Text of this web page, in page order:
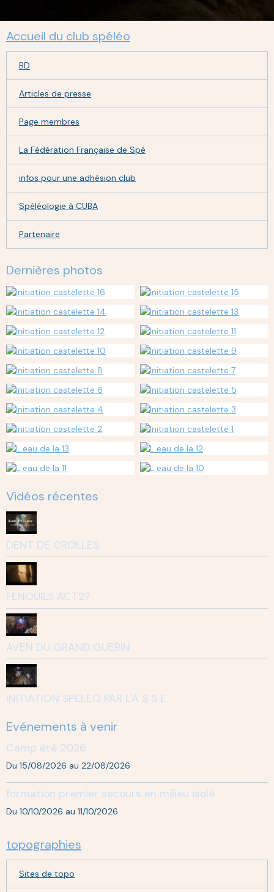
Accueil du club spéléo
BD
Articles de presse
Page membres
La Fédération Française de Spé
infos pour une adhésion club
Spéléologie à CUBA
Partenaire
Dernières photos
Vidéos récentes
DENT DE CROLLES
FENOUILS ACT27
AVEN DU GRAND GUERIN
INITIATION SPELEO PAR L'A S S E
Evénements à venir
Camp été 2026
Du 15/08/2026 au 22/08/2026
formation premier secours en milieu isolé
Du 10/10/2026 au 11/10/2026
topographies
Sites de topo